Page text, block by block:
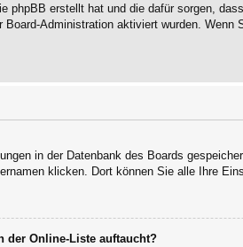
phpBB erstellt hat und die dafür sorgen,
Board-Administration aktiviert wurden.
in der Datenbank des Boards
klicken. Dort können Sie alle Ihre
der Online-Liste auftaucht?